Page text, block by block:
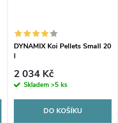
DYNAMIX Koi Pellets Small 20
l
2 034 Kč
Skladem >5 ks
DO KOŠÍKU